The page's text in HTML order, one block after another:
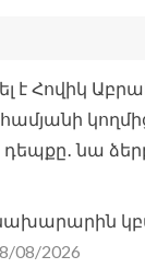
է Հովիկ
նա
08/2026